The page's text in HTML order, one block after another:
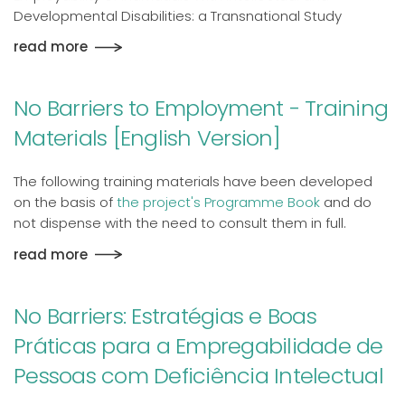
Developmental Disabilities: a Transnational Study
read more
No Barriers to Employment - Training
Materials [English Version]
The following training materials have been developed
on the basis ofthe project's Programme Book and do
not dispense with the need to consult them in full.
read more
No Barriers: Estratégias e Boas
Práticas para a Empregabilidade de
Pessoas com Deficiência Intelectual